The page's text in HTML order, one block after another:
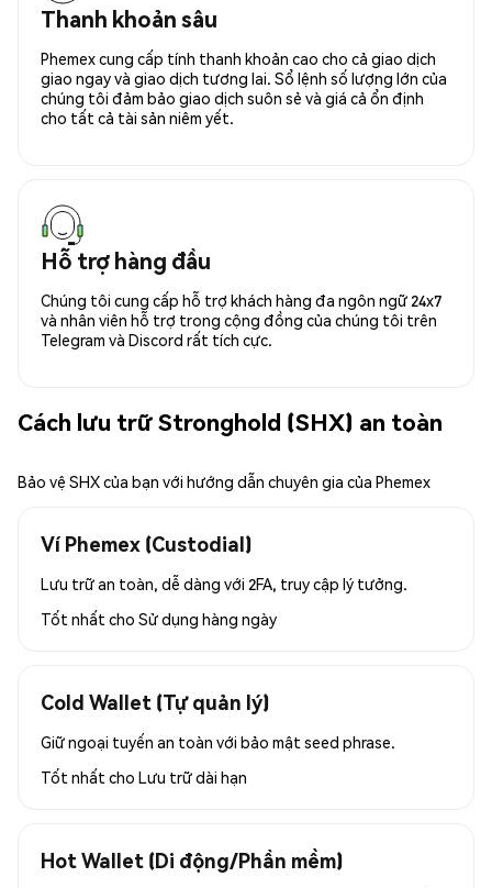
Thanh khoản sâu
Phemex cung cấp tính thanh khoản cao cho cả giao dịch
giao ngay và giao dịch tương lai. Sổ lệnh số lượng lớn của
chúng tôi đảm bảo giao dịch suôn sẻ và giá cả ổn định
cho tất cả tài sản niêm yết.
Hỗ trợ hàng đầu
Chúng tôi cung cấp hỗ trợ khách hàng đa ngôn ngữ 24x7
và nhân viên hỗ trợ trong cộng đồng của chúng tôi trên
Telegram và Discord rất tích cực.
Cách lưu trữ Stronghold (SHX) an toàn
Bảo vệ SHX của bạn với hướng dẫn chuyên gia của Phemex
Ví Phemex (Custodial)
Lưu trữ an toàn, dễ dàng với 2FA, truy cập lý tưởng.
Tốt nhất cho Sử dụng hàng ngày
Cold Wallet (Tự quản lý)
Giữ ngoại tuyến an toàn với bảo mật seed phrase.
Tốt nhất cho Lưu trữ dài hạn
Hot Wallet (Di động/Phần mềm)